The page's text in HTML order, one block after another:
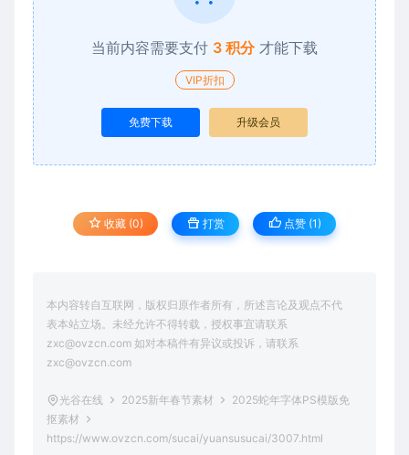
当前内容需要支付 3 积分 才能下载
VIP折扣
免费下载 升级会员
收藏 (0) 打赏 点赞 (1)
本内容转自互联网，版权归原作者所有，所述言论及观点不代
表本站立场。未经允许不得转载，授权事宜请联系
zxc@ovzcn.com 如对本稿件有异议或投诉，请联系
zxc@ovzcn.com
光谷在线 2025新年春节素材
2025蛇年字体PS模版免
抠素材
https://www.ovzcn.com/sucai/yuansusucai/3007.html